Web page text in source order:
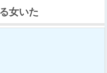
女いた